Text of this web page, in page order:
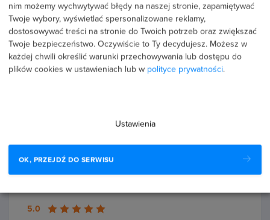
Mateusz Borkowski
PROFIL PUBLICZNY
5.0
git
24 grudnia 2025 Potwierdzona transakcja
5.0
nim możemy wychwytywać błędy na naszej stronie, zapamiętywać
Twoje wybory, wyświetlać spersonalizowane reklamy,
dostosowywać treści na stronie do Twoich potrzeb oraz zwiększać
Twoje bezpieczeństwo. Oczywiście to Ty decydujesz. Możesz w
każdej chwili określić warunki przechowywania lub dostępu do
plików cookies w ustawieniach lub w polityce prywatności.
Ustawienia
OK, PRZEJDŹ DO SERWISU